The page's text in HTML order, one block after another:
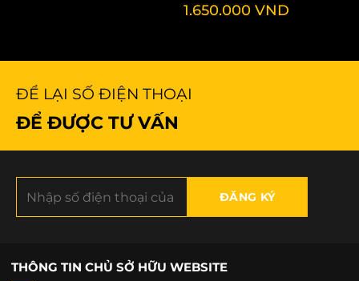
1.650.000 VND
ĐỂ LẠI SỐ ĐIỆN THOẠI
ĐỂ ĐƯỢC TƯ VẤN
THÔNG TIN CHỦ SỞ HỮU WEBSITE